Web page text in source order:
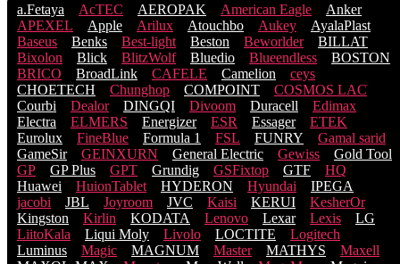
a.Fetaya AcTEC AEROPAK American Eagle
Anker
APEXEL
Apple Arilux Atouchbo Aukey
AyalaPlast
Baseus
Benks Best-light Beston Beworlder
BILLAT
Bixolon
Blick BlitzWolf Bluedio Blueendless
BOSTON
BRICO
BroadLink CAFELE Camelion
ceys
CHOETECH
Chunghop COMPOINT
COSMOS LACֹ
Courbi
Dealor DINGQI Divoom Duracell
Edimax
Electra
ELMERS Energizer ESR Essager
ETEK
Eurolux
FineBlue Formula 1 FSL FUNRY
Gamal sarid
GameSir
GEINXURN General Electric Gewiss
Gold Tool
GP
GP Plus GPT Grundig GSFixtop GTF
HQ
Huawei
HuionTablet HYDERON Hyundai
IPEGA
jacobi
JBL Joyroom JVC Kaisi KERUI
KesherOr
Kingston
Kirlin KODATA Lenovo Lexar Lexis
LG
LiitoKala
Liqui Moly Livolo LOCTITE
Logitech
Luminus
Magic MAGNUM Master MATHYS
Maxell